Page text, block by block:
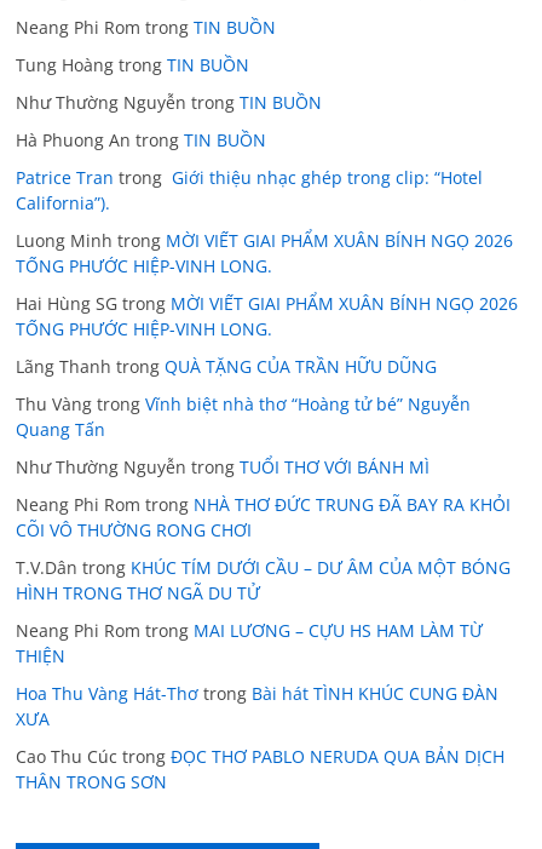
Neang Phi Rom trongTIN BUỒN
Tung Hoàng trongTIN BUỒN
Như Thường Nguyễn trongTIN BUỒN
Hà Phuong An trongTIN BUỒN
Patrice Tran trong Giới thiệu nhạc ghép trong clip: “Hotel
California”).
Luong Minh trong MỜI VIẾT GIAI PHẨM XUÂN BÍNH NGỌ 2026
TỐNG PHƯỚC HIỆP-VINH LONG.
Hai Hùng SG trong MỜI VIẾT GIAI PHẨM XUÂN BÍNH NGỌ 2026
TỐNG PHƯỚC HIỆP-VINH LONG.
Lãng Thanh trongQUÀ TẶNG CỦA TRẦN HỮU DŨNG
Thu Vàng trongVĩnh biệt nhà thơ “Hoàng tử bé” Nguyễn
Quang Tấn
Như Thường Nguyễn trongTUỔI THƠ VỚI BÁNH MÌ
Neang Phi Rom trong NHÀ THƠ ĐỨC TRUNG ĐÃ BAY RA KHỎI
CÕI VÔ THƯỜNG RONG CHƠI
T.V.Dân trong KHÚC TÍM DƯỚI CẦU – DƯ ÂM CỦA MỘT BÓNG
HÌNH TRONG THƠ NGÃ DU TỬ
Neang Phi Rom trong MAI LƯƠNG – CỰU HS HAM LÀM TỪ
THIỆN
Hoa Thu Vàng Hát-Thơ trong Bài hát TÌNH KHÚC CUNG ĐÀN
XƯA
Cao Thu Cúc trongĐỌC THƠ PABLO NERUDA QUA BẢN DỊCH
THÂN TRONG SƠN